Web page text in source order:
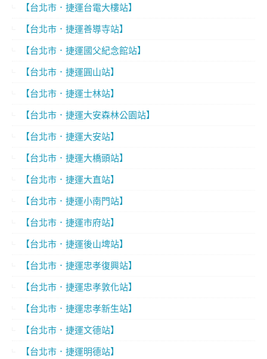
【台北市．捷運台電大樓站】
【台北市．捷運善導寺站】
【台北市．捷運國父紀念館站】
【台北市．捷運圓山站】
【台北市．捷運士林站】
【台北市．捷運大安森林公園站】
【台北市．捷運大安站】
【台北市．捷運大橋頭站】
【台北市．捷運大直站】
【台北市．捷運小南門站】
【台北市．捷運市府站】
【台北市．捷運後山埤站】
【台北市．捷運忠孝復興站】
【台北市．捷運忠孝敦化站】
【台北市．捷運忠孝新生站】
【台北市．捷運文德站】
【台北市．捷運明德站】